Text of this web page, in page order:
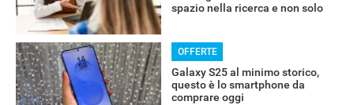
RECENSIONI
spazio nella ricerca e non solo
OFFERTE
Galaxy S25 al minimo storico,
questo è lo smartphone da
comprare oggi